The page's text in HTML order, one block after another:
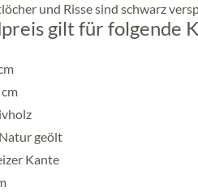
und Risse sind schwarz
gilt für folgende
geölt
Kante